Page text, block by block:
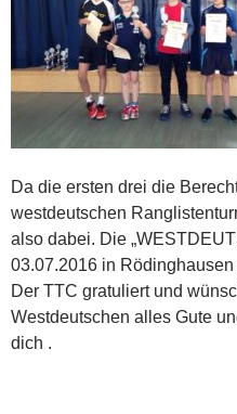
Da die ersten drei die
westdeutschen
also dabei. Die
03.07.2016 in Rödinghausen
Der TTC gratuliert und
Westdeutschen alles Gute
dich .